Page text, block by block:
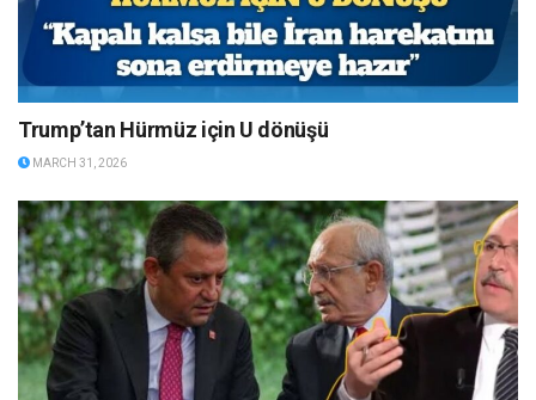
Trump’tan Hürmüz için U dönüşü
MARCH 31, 2026